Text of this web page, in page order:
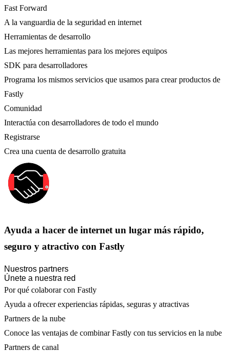
Fast Forward
A la vanguardia de la seguridad en internet
Herramientas de desarrollo
Las mejores herramientas para los mejores equipos
SDK para desarrolladores
Programa los mismos servicios que usamos para crear productos de
Fastly
Comunidad
Interactúa con desarrolladores de todo el mundo
Registrarse
Crea una cuenta de desarrollo gratuita
Ayuda a hacer de internet un lugar más rápido,
seguro y atractivo con Fastly
Nuestros partners
Únete a nuestra red
Por qué colaborar con Fastly
Ayuda a ofrecer experiencias rápidas, seguras y atractivas
Partners de la nube
Conoce las ventajas de combinar Fastly con tus servicios en la nube
Partners de canal